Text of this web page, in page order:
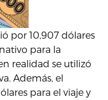
por 10,907 dólares
para la
realidad se utilizó
Además, el
para el viaje y